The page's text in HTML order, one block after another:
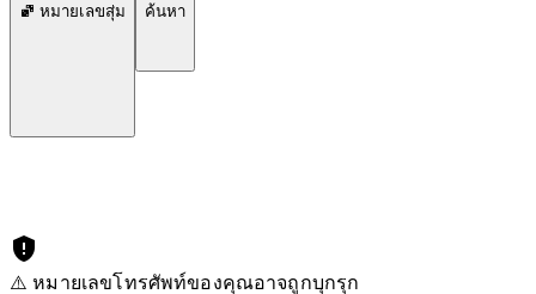
หมายเลขสุ่ม ค้นหา
⚠️ หมายเลขโทรศัพท์ของคุณอาจถูกบุกรุก